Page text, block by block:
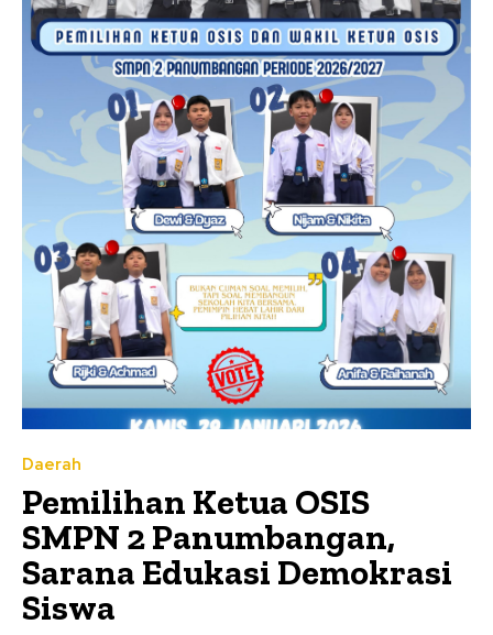
Daerah
Pemilihan Ketua OSIS
SMPN 2 Panumbangan,
Sarana Edukasi Demokrasi
Siswa